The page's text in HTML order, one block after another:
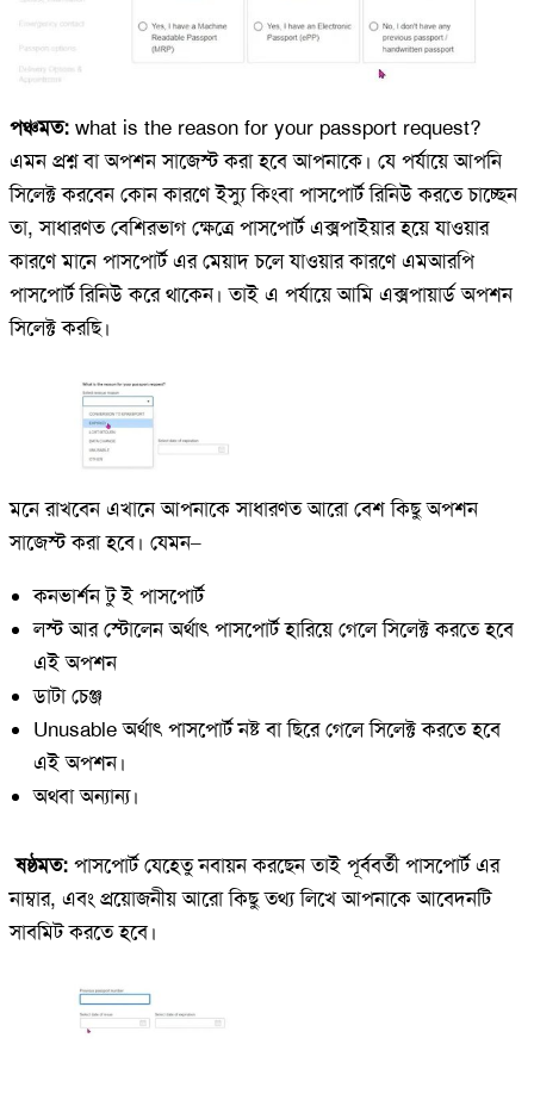
পঞ্চমত: what is the reason for your passport request?
এমন প্রশ্ন বা অপশন সাজেস্ট করা হবে আপনাকে। যে পর্যায়ে আপনি
সিলেক্ট করবেন কোন কারণে ইস্যু কিংবা পাসপোর্ট রিনিউ করতে চাচ্ছেন
তা, সাধারণত বেশিরভাগ ক্ষেত্রে পাসপোর্ট এক্সপাইয়ার হয়ে যাওয়ার
কারণে মানে পাসপোর্ট এর মেয়াদ চলে যাওয়ার কারণে এমআরপি
পাসপোর্ট রিনিউ করে থাকেন। তাই এ পর্যায়ে আমি এক্সপায়ার্ড অপশন
সিলেক্ট করছি।
মনে রাখবেন এখানে আপনাকে সাধারণত আরো বেশ কিছু অপশন
সাজেস্ট করা হবে। যেমন–
কনভার্শন টু ই পাসপোর্ট
লস্ট আর স্টোলেন অর্থাৎ পাসপোর্ট হারিয়ে গেলে সিলেক্ট করতে হবে
এই অপশন
ডাটা চেঞ্জ
Unusable অর্থাৎ পাসপোর্ট নষ্ট বা ছিরে গেলে সিলেক্ট করতে হবে
এই অপশন।
অথবা অন্যান্য।
ষষ্ঠমত: পাসপোর্ট যেহেতু নবায়ন করছেন তাই পূর্ববর্তী পাসপোর্ট এর
নাম্বার, এবং প্রয়োজনীয় আরো কিছু তথ্য লিখে আপনাকে আবেদনটি
সাবমিট করতে হবে।